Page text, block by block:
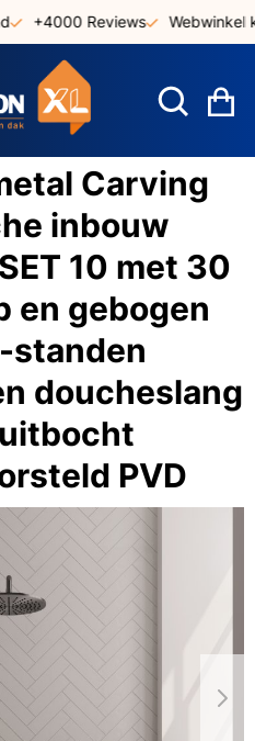
+4000 Reviews Webwinkel
Carving
inbouw
10 met 30
en gebogen
standen
doucheslang
PVD